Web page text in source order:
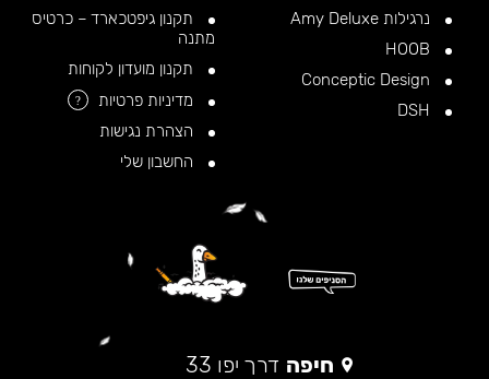
נרגילות Amy Deluxe
תקנון גיפטכארד – כרטיס
מתנה
תקנון מועדון לקוחות
מדיניות פרטיות
?
הצהרת נגישות
החשבון שלי
חיפה דרך יפו 33